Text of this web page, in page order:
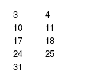
3
4
10
11
17
18
24
25
31